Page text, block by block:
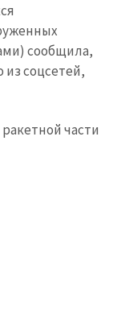
сообщила,
соцсетей,
части